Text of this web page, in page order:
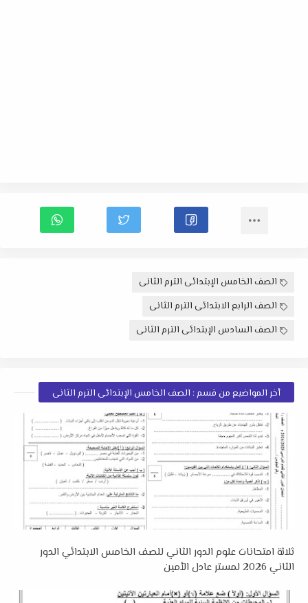
الصف الخامس الإبتدائى الترم الثانى
الصف الرابع الابتدائى الترم الثانى
الصف السادس الإبتدائى الترم الثانى
أخر المواضيع من قسم : الصف الخامس الإبتدائى الترم الثانى
ثلاثة امتحانات علوم الدور الثاني للصف الخامس الابتدائي الدور
الثاني 2026 لمستر عادل الأمين